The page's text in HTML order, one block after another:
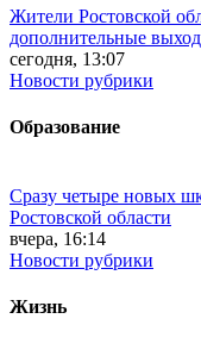
Жители Ростовской
дополнительные
сегодня, 13:07
Новости рубрики
Образование
Сразу четыре новых
Ростовской области
вчера, 16:14
Новости рубрики
Жизнь